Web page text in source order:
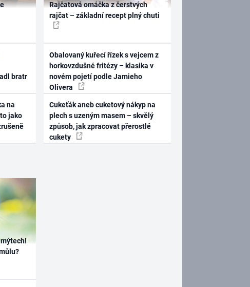
bratr
na
jako
Rajčatová omáčka z čerstvých
rajčat – základní recept plný chuti
Obalovaný kuřecí řízek s vejcem z
horkovzdušné fritézy – klasika v
novém pojetí podle Jamieho
Olivera
Cukeťák aneb cuketový nákyp na
plech s uzeným masem – skvělý
způsob, jak zpracovat přerostlé
cukety